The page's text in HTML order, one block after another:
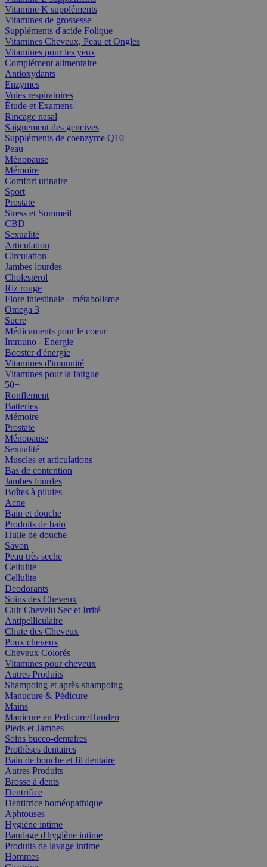
Vitamine K suppléments
Vitamines de grossesse
Suppléments d'acide Folique
Vitamines Cheveux, Peau et Ongles
Vitamines pour les yeux
Complément alimentaire
Antioxydants
Enzymes
Voies respiratoires
Étude et Examens
Rincage nasal
Saignement des gencives
Suppléments de coenzyme Q10
Peau
Ménopause
Mémoire
Comfort urinaire
Sport
Prostate
Stress et Sommeil
CBD
Sexualité
Articulation
Circulation
Jambes lourdes
Cholestérol
Riz rouge
Flore intestinale - métabolisme
Omega 3
Sucre
Médicaments pour le coeur
Immuno - Energie
Booster d'énergie
Vitamines d'imuunité
Vitamines pour la faitgue
50+
Ronflement
Batteries
Mémoire
Prostate
Ménopause
Sexualité
Muscles et articulations
Bas de contention
Jambes lourdes
Boîtes à pilules
Acne
Bain et douche
Produits de bain
Huile de douche
Savon
Peau très seche
Cellulite
Cellulite
Deodorants
Soins des Cheveux
Cuir Chevelu Sec et Irrité
Antipelliculaire
Chute des Cheveux
Poux cheveux
Cheveux Colorés
Vitamines pour cheveux
Autres Produits
Shampoing et après-shampoing
Manucure & Pédicure
Mains
Manicure en Pedicure/Handen
Pieds et Jambes
Soins bucco-dentaires
Prothèses dentaires
Bain de bouche et fil dentaire
Autres Produits
Brosse à dents
Dentrifice
Dentifrice homéopathique
Aphtouses
Hygiène intime
Bandage d'hygiène intime
Produits de lavage intime
Hommes